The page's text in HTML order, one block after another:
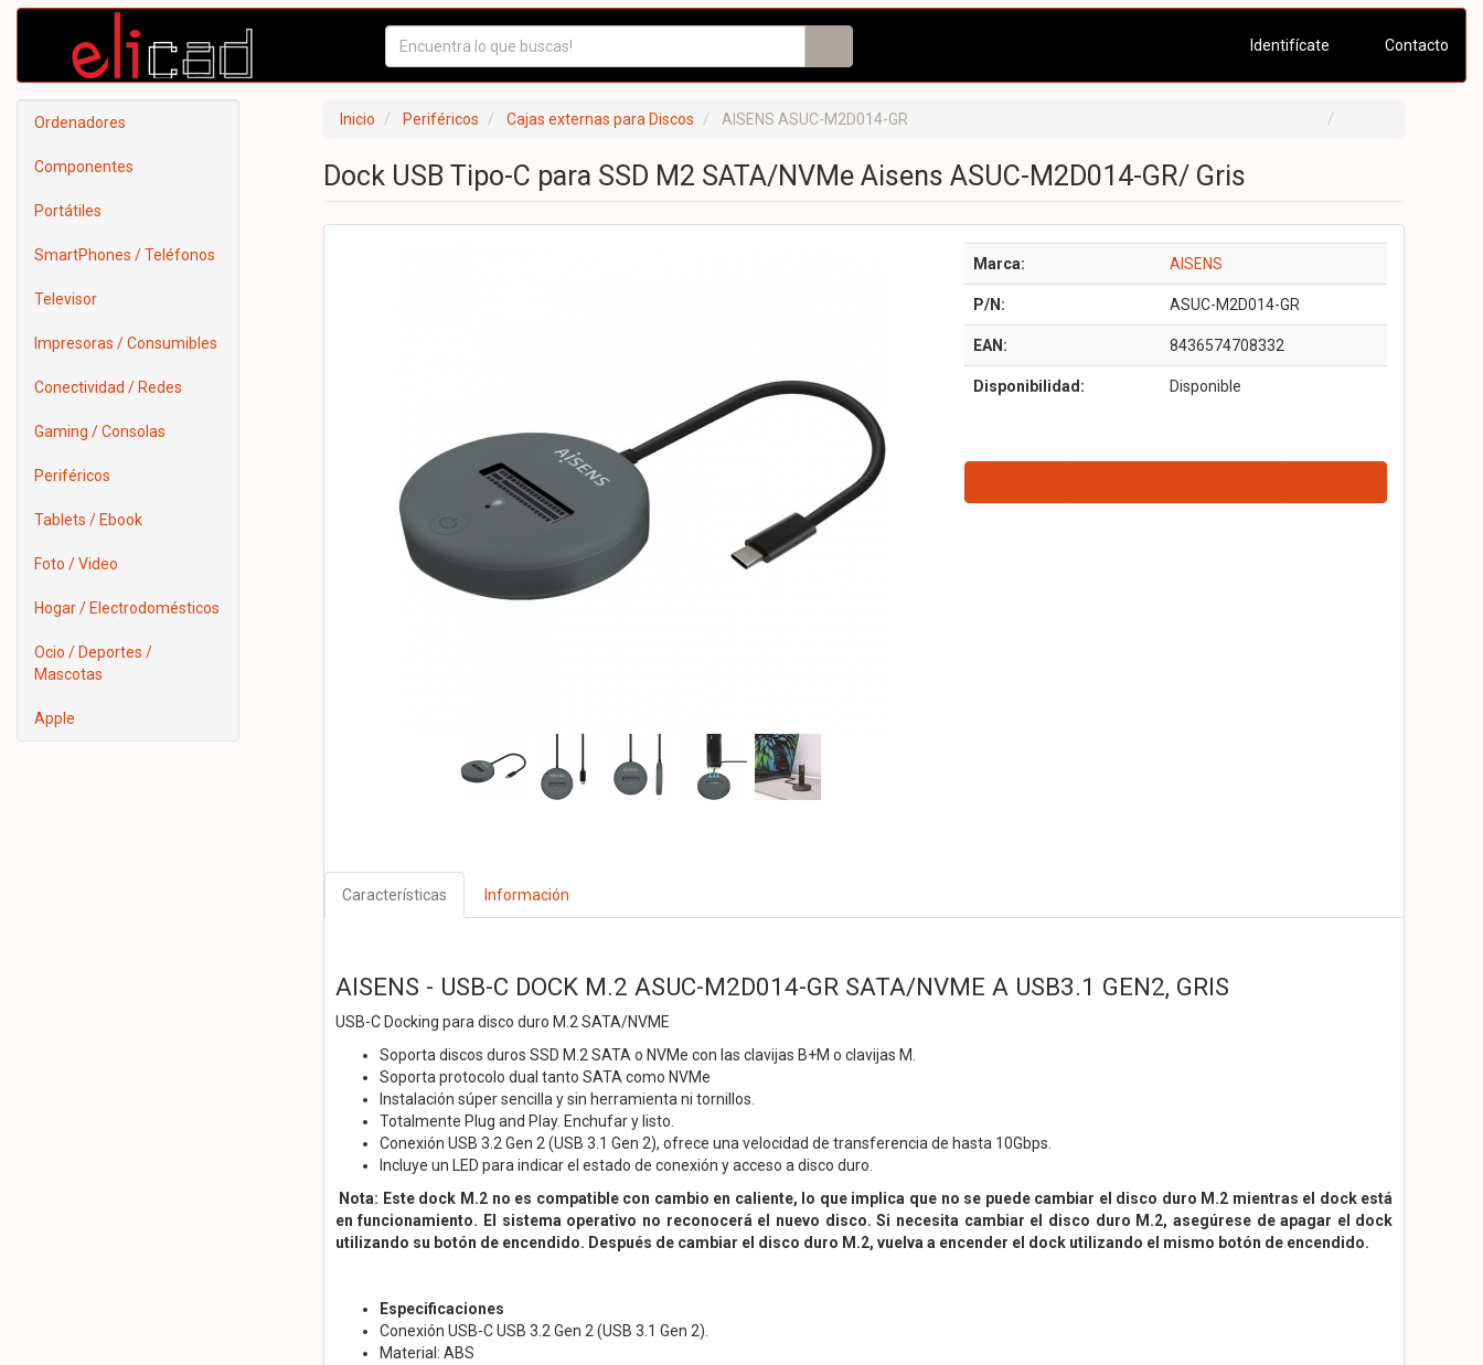
Identifícate Contacto
Ordenadores
Componentes
Portátiles
SmartPhones / Teléfonos
Televisor
Impresoras / Consumibles
Conectividad / Redes
Gaming / Consolas
Periféricos
Tablets / Ebook
Foto / Video
Hogar / Electrodomésticos
Ocio / Deportes /
Mascotas
Apple
Inicio Periféricos Cajas externas para Discos AISENS ASUC-M2D014-GR
Dock USB Tipo-C para SSD M2 SATA/NVMe Aisens ASUC-M2D014-GR/ Gris
Marca: AISENS
P/N: ASUC-M2D014-GR
EAN: 8436574708332
Disponibilidad: Disponible
Características Información
AISENS - USB-C DOCK M.2 ASUC-M2D014-GR SATA/NVME A USB3.1 GEN2, GRIS
USB-C Docking para disco duro M.2 SATA/NVME
Soporta discos duros SSD M.2 SATA o NVMe con las clavijas B+M o clavijas M.
Soporta protocolo dual tanto SATA como NVMe
Instalación súper sencilla y sin herramienta ni tornillos.
Totalmente Plug and Play. Enchufar y listo.
Conexión USB 3.2 Gen 2 (USB 3.1 Gen 2), ofrece una velocidad de transferencia de hasta 10Gbps.
Incluye un LED para indicar el estado de conexión y acceso a disco duro.
Nota: Este dock M.2 no es compatible con cambio en caliente, lo que implica que no se puede cambiar el disco duro M.2 mientras el dock está
en funcionamiento. El sistema operativo no reconocerá el nuevo disco. Si necesita cambiar el disco duro M.2, asegúrese de apagar el dock
utilizando su botón de encendido. Después de cambiar el disco duro M.2, vuelva a encender el dock utilizando el mismo botón de encendido.
Especificaciones
Conexión USB-C USB 3.2 Gen 2 (USB 3.1 Gen 2).
Material: ABS